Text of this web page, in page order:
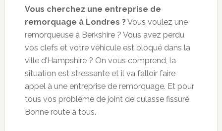
Vous cherchez une entreprise de
remorquage à Londres ?Vous voulez une
remorqueuse à Berkshire? Vous avez perdu
vos clefs et votre véhicule est bloqué dans la
villed’ Hampshire? On vous comprend, la
situation est stressante et il va falloir faire
appel à une entreprise de remorquage. Et pour
tous vos problème de joint de culasse fissuré.
Bonne route à tous.